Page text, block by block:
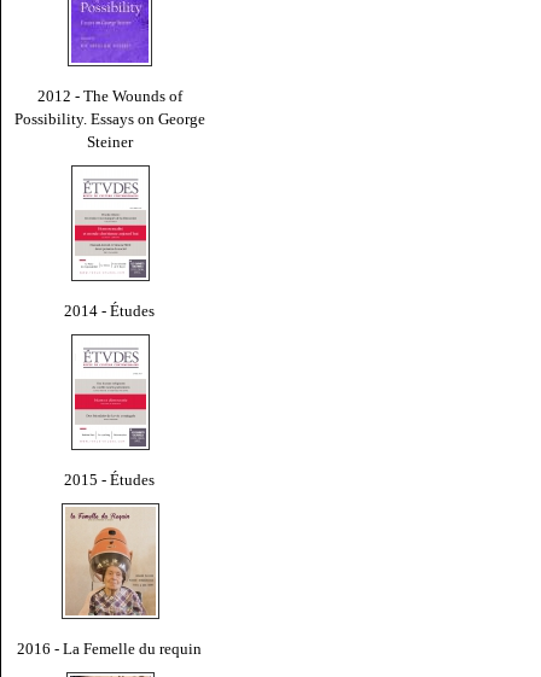
2012 - The Wounds of
Possibility. Essays on George
Steiner
2014 - Études
2015 - Études
2016 - La Femelle du requin